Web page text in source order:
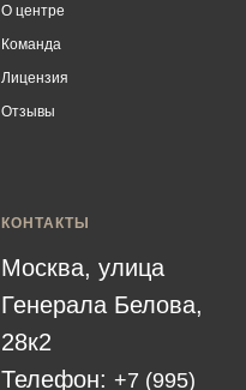
О центре
Команда
Лицензия
Отзывы
КОНТАКТЫ
Москва, улица
Генерала Белова,
28к2
Телефон: +7 (995)